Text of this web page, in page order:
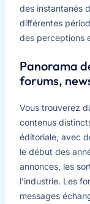
des instantanés
différentes
des perceptions
Panorama
forums,
Vous trouverez
contenus
éditoriale, avec
le début des
annonces, les
l’industrie. Les
messages